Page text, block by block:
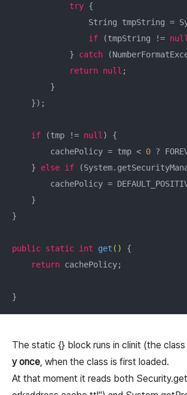
try {
String tmpString =
if (tmpString != null
            }
catch
return null ;
        }
    });
if (tmp != null ) {
        cachePolicy = tmp <
0 ?
    }
else if
cachePolicy =
    }
}
public static int get ()
{
return cachePolicy;
}
The static {} block runs in clinit (the class
y once, when the class is first loaded.
At that moment it reads both